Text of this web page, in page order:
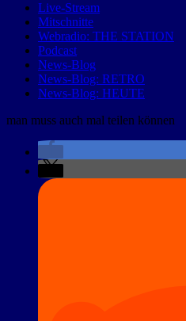
Live-Stream
Mitschnitte
Webradio: THE STATION
Podcast
News-Blog
News-Blog: RETRO
News-Blog: HEUTE
man muss auch mal teilen können